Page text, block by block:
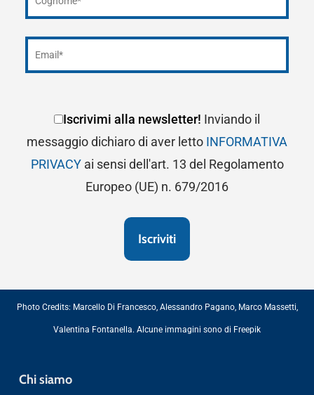
Iscrivimi alla newsletter! Inviando il
messaggio dichiaro di aver letto INFORMATIVA
PRIVACYai sensi dell'art. 13 del Regolamento
Europeo (UE) n. 679/2016
Photo Credits: Marcello Di Francesco, Alessandro Pagano, Marco Massetti,
Valentina Fontanella. Alcune immagini sono di Freepik
Chi siamo